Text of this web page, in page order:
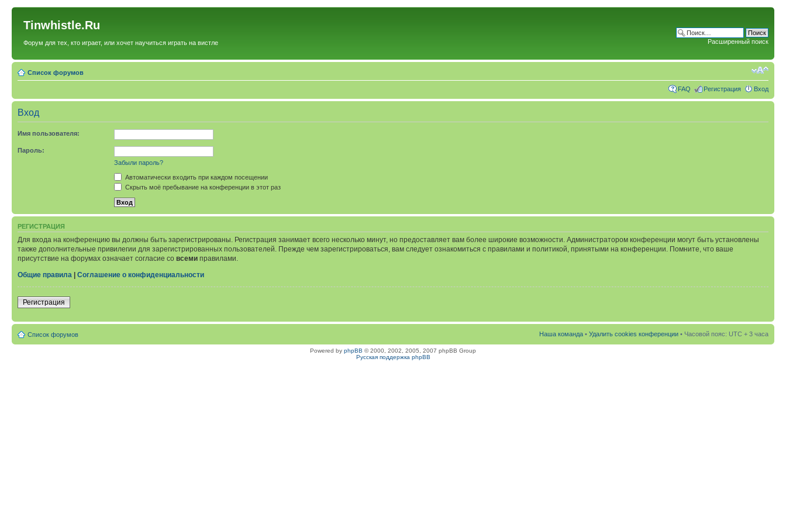
Tinwhistle.Ru
Форум для тех, кто играет, или хочет научиться играть на вистле Расширенный поиск
Список форумов
FAQ Регистрация Вход
Вход
Имя пользователя:
Пароль:
Забыли пароль?
Автоматически входить при каждом посещении
Скрыть моё пребывание на конференции в этот раз
РЕГИСТРАЦИЯ
Для входа на конференцию вы должны быть зарегистрированы. Регистрация занимает всего несколько минут, но предоставляет вам более широкие возможности. Администратором конференции могут быть установлены
также дополнительные привилегии для зарегистрированных пользователей. Прежде чем зарегистрироваться, вам следует ознакомиться с правилами и политикой, принятыми на конференции. Помните, что ваше
присутствие на форумах означает согласие со всеми правилами.
Общие правила
Соглашение о конфиденциальности
Регистрация
Список форумов Наша команда • Удалить cookies конференции • Часовой пояс: UTC + 3 часа
Powered by phpBB © 2000, 2002, 2005, 2007 phpBB Group
Русская поддержка phpBB